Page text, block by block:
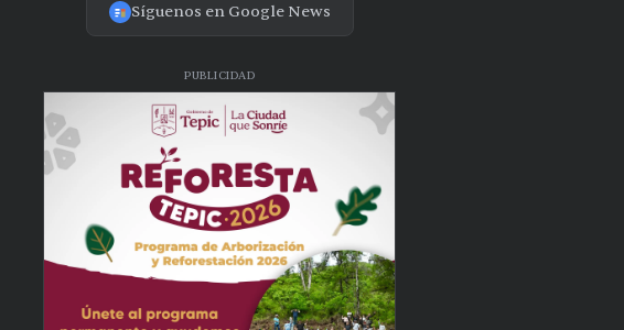
Síguenos en Google News
PUBLICIDAD